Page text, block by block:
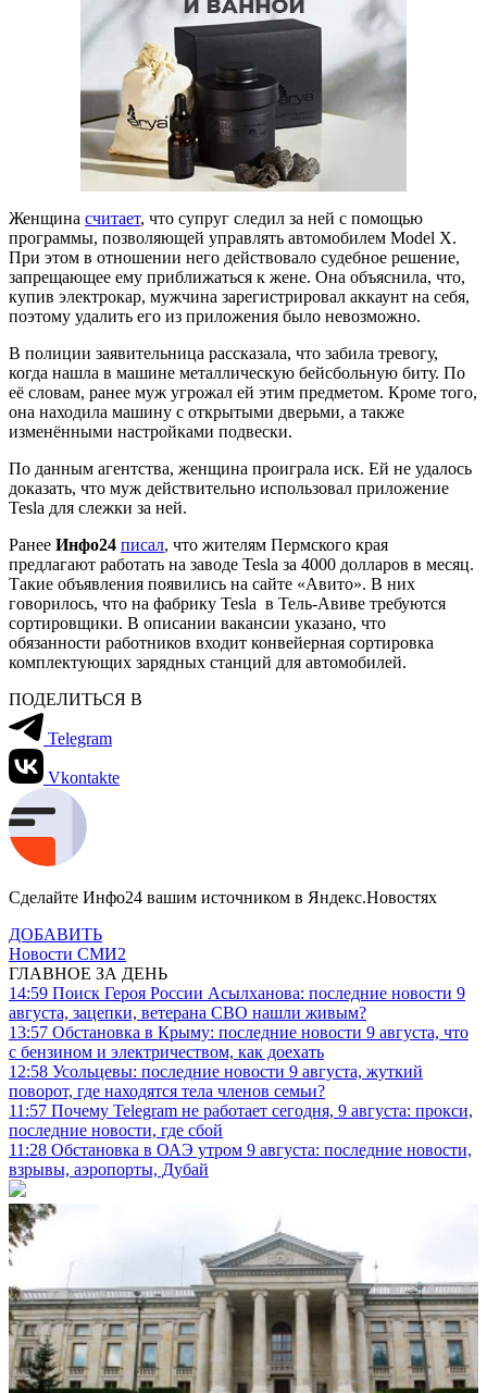
Женщина считает, что супруг следил за ней с помощью
программы, позволяющей управлять автомобилем Model X.
При этом в отношении него действовало судебное решение,
запрещающее ему приближаться к жене. Она объяснила, что,
купив электрокар, мужчина зарегистрировал аккаунт на себя,
поэтому удалить его из приложения было невозможно.
В полиции заявительница рассказала, что забила тревогу,
когда нашла в машине металлическую бейсбольную биту. По
её словам, ранее муж угрожал ей этим предметом. Кроме того,
она находила машину с открытыми дверьми, а также
изменёнными настройками подвески.
По данным агентства, женщина проиграла иск. Ей не удалось
доказать, что муж действительно использовал приложение
Tesla для слежки за ней.
Ранее Инфо24 писал, что жителям Пермского края
предлагают работать на заводе Tesla за 4000 долларов в месяц.
Такие объявления появились на сайте «Авито». В них
говорилось, что на фабрику Tesla в Тель-Авиве требуются
сортировщики. В описании вакансии указано, что
обязанности работников входит конвейерная сортировка
комплектующих зарядных станций для автомобилей.
ПОДЕЛИТЬСЯ В
Telegram
Vkontakte
Сделайте Инфо24 вашим источником в Яндекс.Новостях
ДОБАВИТЬ
Новости СМИ2
ГЛАВНОЕ ЗА ДЕНЬ
14:59 Поиск Героя России Асылханова: последние новости 9
августа, зацепки, ветерана СВО нашли живым?
13:57 Обстановка в Крыму: последние новости 9 августа, что
с бензином и электричеством, как доехать
12:58 Усольцевы: последние новости 9 августа, жуткий
поворот, где находятся тела членов семьи?
11:57 Почему Telegram не работает сегодня, 9 августа: прокси,
последние новости, где сбой
11:28 Обстановка в ОАЭ утром 9 августа: последние новости,
взрывы, аэропорты, Дубай